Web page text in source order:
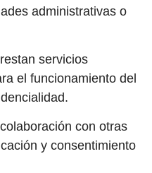
administrativas o
servicios
el funcionamiento del
con otras
y consentimiento